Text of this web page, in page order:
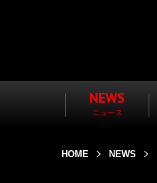
NEWS
ニュース
HOME NEWS